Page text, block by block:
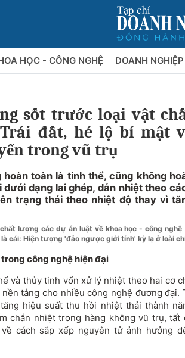
HỌC - CÔNG NGHỆ DOANH
sốt trước loại vật
đất, hé lộ bí mật
trong vũ trụ
toàn là tinh thể, cũng không
dạng lai ghép, dẫn nhiệt theo
trạng thái theo nhiệt độ thay vì
lượng các dự án luật về khoa học - công nghệ
cái: Hiện tượng 'đảo ngược giới tính' kỳ lạ ở loài
công nghệ hiện đại
và thủy tinh vốn xử lý nhiệt theo hai cơ
tảng cho nhiều công nghệ đương đại.
hiệu suất thu hồi nhiệt thải thành
chắn nhiệt trong hàng không vũ trụ, tất
cách sắp xếp nguyên tử ảnh hưởng